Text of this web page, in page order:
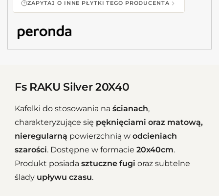
ZAPYTAJ O INNE PŁYTKI TEGO PRODUCENTA
Fs RAKU Silver 20X40
Kafelki do stosowania na ścianach,
charakteryzujące się pęknięciami oraz matową,
nieregularną powierzchnią w odcieniach
szarości. Dostępne w formacie 20x40cm.
Produkt posiada sztuczne fugi oraz subtelne
ślady upływu czasu.